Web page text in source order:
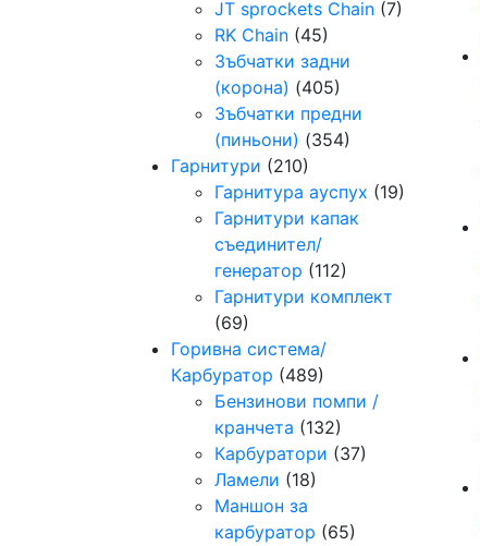
JT sprockets Chain (7)
RK Chain (45)
Зъбчатки задни
(корона) (405)
Зъбчатки предни
(пиньони) (354)
Гарнитури (210)
Гарнитура ауспух (19)
Гарнитури капак
съединител/
генератор (112)
Гарнитури комплект
(69)
Горивна система/
Карбуратор (489)
Бензинови помпи /
кранчета (132)
Карбуратори (37)
Ламели (18)
Маншон за
карбуратор (65)